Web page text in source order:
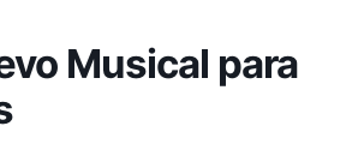
Musical para